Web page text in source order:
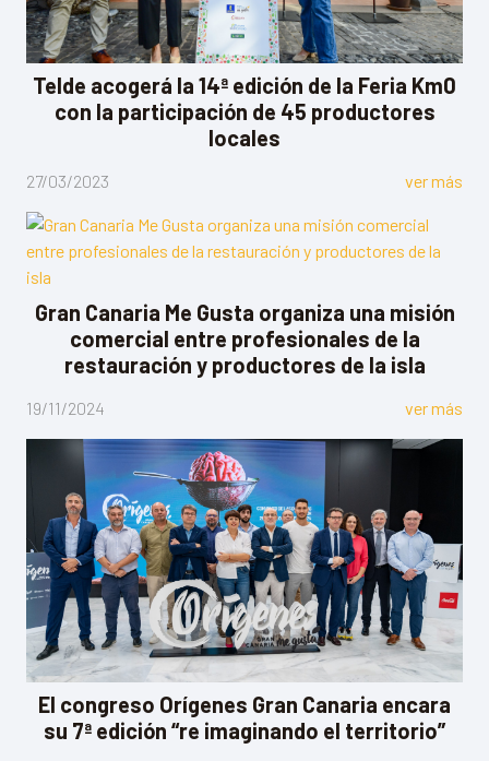
Telde acogerá la 14ª edición de la Feria Km0
con la participación de 45 productores
locales
27/03/2023 ver más
Gran Canaria Me Gusta organiza una misión
comercial entre profesionales de la
restauración y productores de la isla
19/11/2024 ver más
El congreso Orígenes Gran Canaria encara
su 7ª edición “re imaginando el territorio”